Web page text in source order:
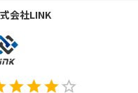
会社LINK